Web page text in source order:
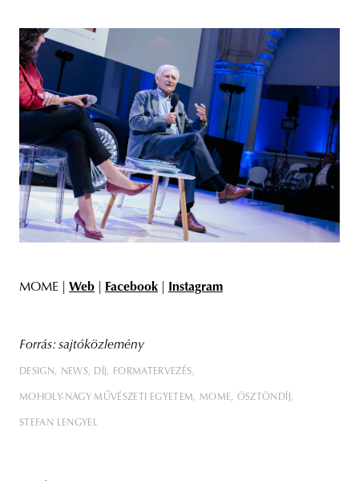
MOME | Web Facebook Instagram
Forrás: sajtóközlemény
DESIGN NEWS DÍJ FORMATERVEZÉS
MOHOLY-NAGY MŰVÉSZETI EGYETEM MOME ÖSZTÖNDÍJ
STEFAN LENGYEL